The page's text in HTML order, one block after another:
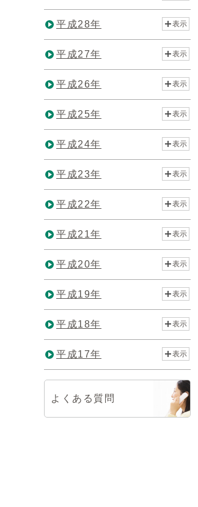
平成28年 表示
平成27年 表示
平成26年 表示
平成25年 表示
平成24年 表示
平成23年 表示
平成22年 表示
平成21年 表示
平成20年 表示
平成19年 表示
平成18年 表示
平成17年 表示
よくある質問